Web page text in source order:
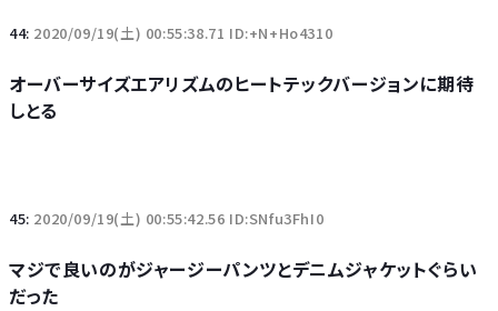
44: 2020/09/19(土) 00:55:38.71 ID:+N+Ho4310
オーバーサイズエアリズムのヒートテックバージョンに期待
しとる
45: 2020/09/19(土) 00:55:42.56 ID:SNfu3FhI0
マジで良いのがジャージーパンツとデニムジャケットぐらい
だった